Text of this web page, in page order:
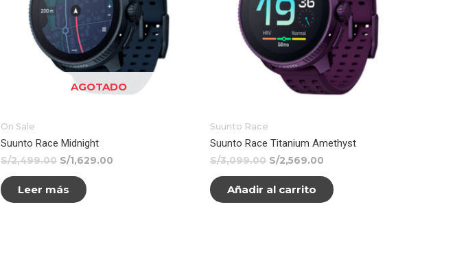
AGOTADO
On Sale
Suunto Race Midnight
S/2,499.00 S/1,629.00
Leer más
Suunto Race
Suunto Race Titanium Amethyst
S/3,099.00 S/2,569.00
Añadir al carrito